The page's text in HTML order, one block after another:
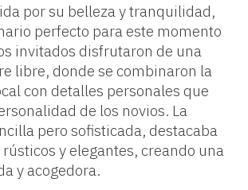
por su belleza y tranquilidad,
perfecto para este momento
invitados disfrutaron de una
libre, donde se combinaron la
con detalles personales que
de los novios. La
pero sofisticada, destacaba
y elegantes, creando una
y acogedora.